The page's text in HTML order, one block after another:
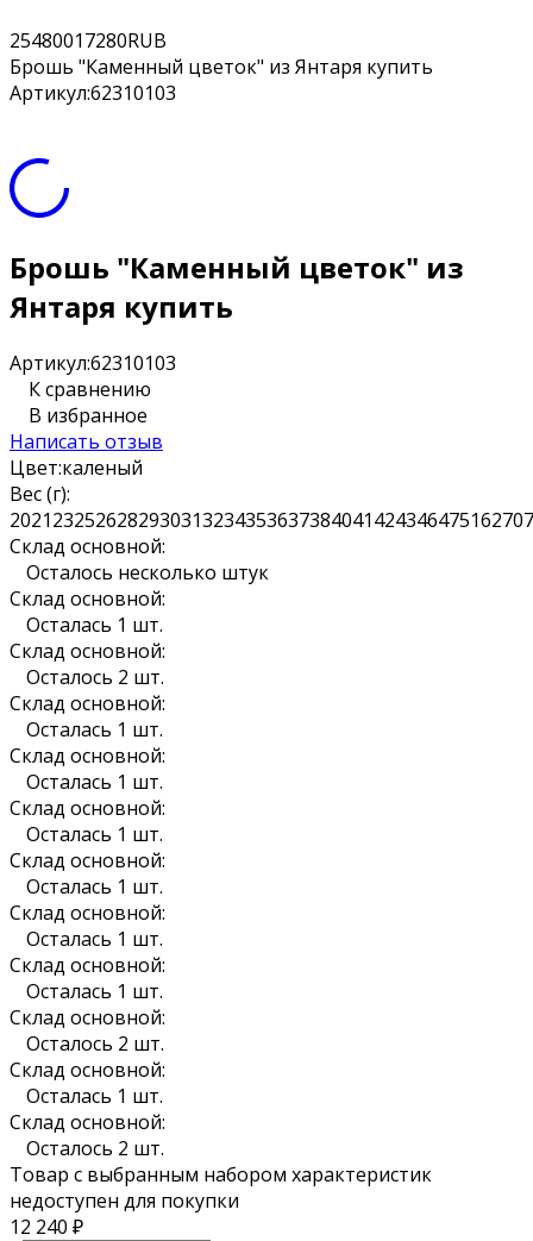
25480017280RUB
Брошь "Каменный цветок" из Янтаря купить
Артикул:62310103
Брошь "Каменный цветок" из
Янтаря купить
Артикул:62310103
К сравнению
В избранное
Написать отзыв
Цвет:каленый
Вес (г):
202123252628293031323435363738404142434647516270
Склад основной:
Осталось несколько штук
Склад основной:
Осталась 1 шт.
Склад основной:
Осталось 2 шт.
Склад основной:
Осталась 1 шт.
Склад основной:
Осталась 1 шт.
Склад основной:
Осталась 1 шт.
Склад основной:
Осталась 1 шт.
Склад основной:
Осталась 1 шт.
Склад основной:
Осталась 1 шт.
Склад основной:
Осталось 2 шт.
Склад основной:
Осталась 1 шт.
Склад основной:
Осталось 2 шт.
Товар с выбранным набором характеристик
недоступен для покупки
12 240 ₽